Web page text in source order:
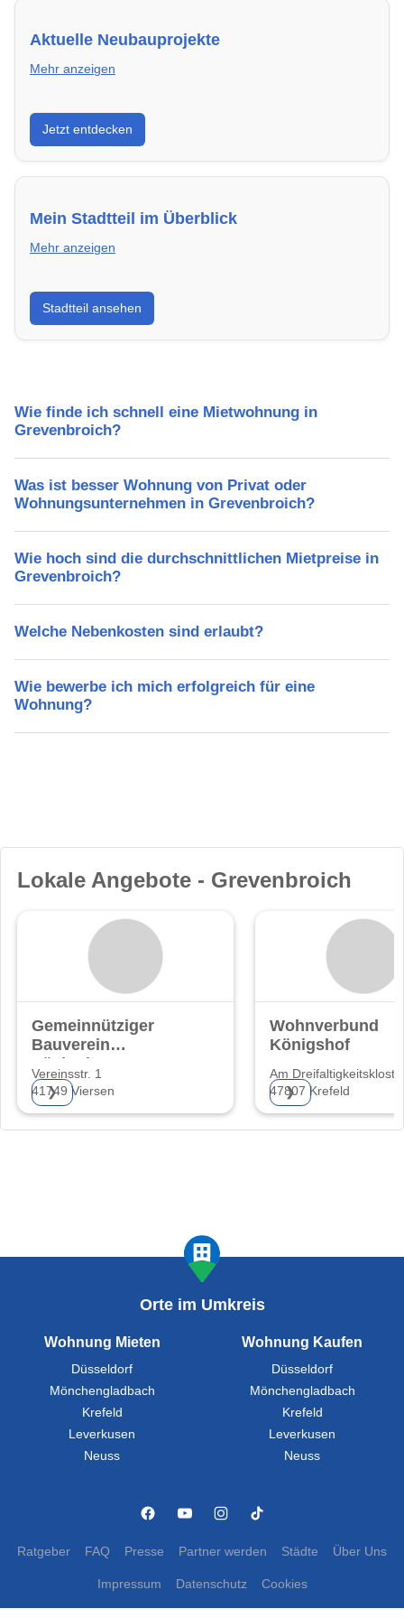
Aktuelle Neubauprojekte
Mehr anzeigen
Entdecke Neubauprojekte in Grevenbroich – modern,
energieeffizient und sofort bezugsfertig.
Jetzt entdecken
Mein Stadtteil im Überblick
Mehr anzeigen
Erfahre mehr über deinen Stadtteil in Grevenbroich:
Lebensqualität, Verkehrsanbindung, Schulen,
Freizeitmöglichkeiten und Mietpreise.
Stadtteil ansehen
Wie finde ich schnell eine Mietwohnung in
Grevenbroich?
Was ist besser Wohnung von Privat oder
Wohnungsunternehmen in Grevenbroich?
Wie hoch sind die durchschnittlichen Mietpreise in
Grevenbroich?
Welche Nebenkosten sind erlaubt?
Wie bewerbe ich mich erfolgreich für eine
Wohnung?
Lokale Angebote - Grevenbroich
Gemeinnütziger
Bauverein
Süchteln eG
Vereinsstr. 1
41749 Viersen
❯
Wohnverbund
Königshof
Am
47807 Krefeld
❯
Orte im Umkreis
Wohnung Mieten
Düsseldorf
Mönchengladbach
Krefeld
Leverkusen
Neuss
Wohnung Kaufen
Düsseldorf
Mönchengladbach
Krefeld
Leverkusen
Neuss
Ratgeber FAQ Presse Partner werden Städte Über Uns
Impressum Datenschutz Cookies